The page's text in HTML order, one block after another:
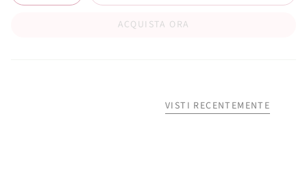
ACQUISTA ORA
VISTI RECENTEMENTE